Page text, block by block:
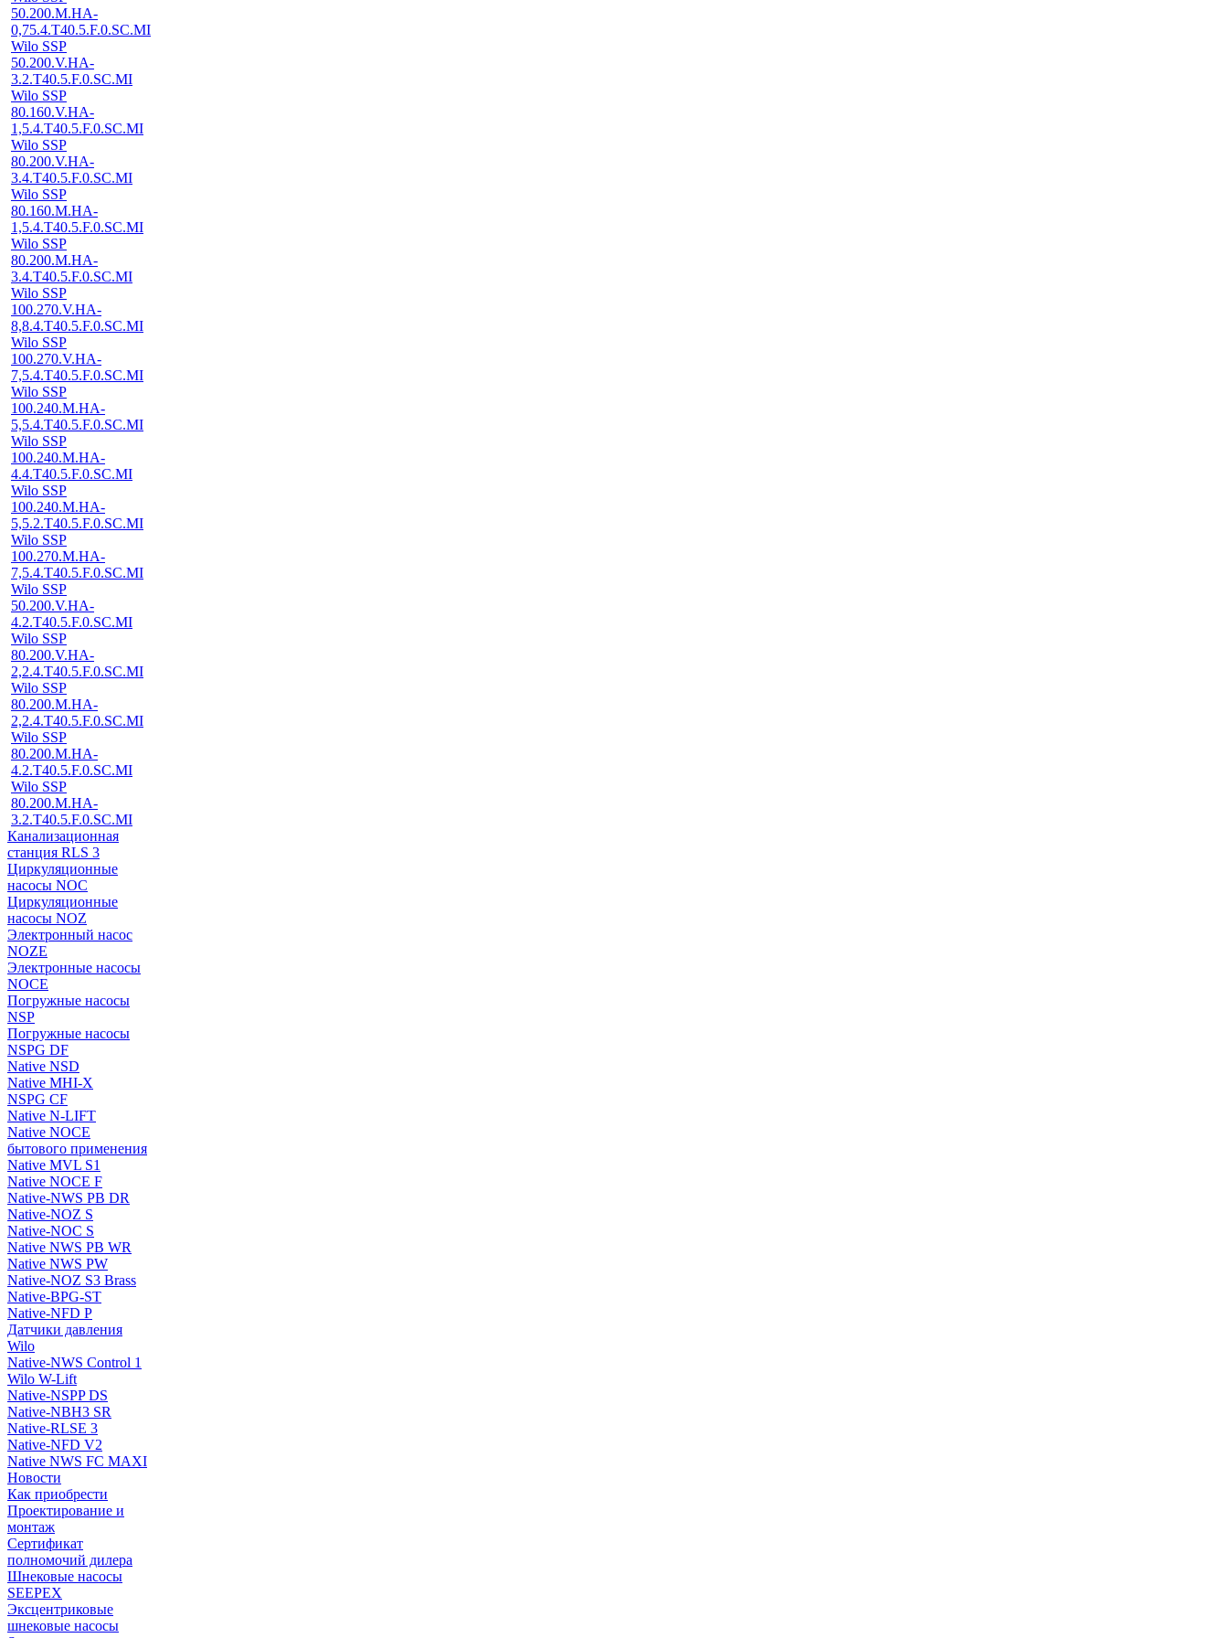
50.200.M.HA-
0,75.4.T40.5.F.0.SC.MI
Wilo SSP
50.200.V.HA-
3.2.T40.5.F.0.SC.MI
Wilo SSP
80.160.V.HA-
1,5.4.T40.5.F.0.SC.MI
Wilo SSP
80.200.V.HA-
3.4.T40.5.F.0.SC.MI
Wilo SSP
80.160.M.HA-
1,5.4.T40.5.F.0.SC.MI
Wilo SSP
80.200.M.HA-
3.4.T40.5.F.0.SC.MI
Wilo SSP
100.270.V.HA-
8,8.4.T40.5.F.0.SC.MI
Wilo SSP
100.270.V.HA-
7,5.4.T40.5.F.0.SC.MI
Wilo SSP
100.240.M.HA-
5,5.4.T40.5.F.0.SC.MI
Wilo SSP
100.240.M.HA-
4.4.T40.5.F.0.SC.MI
Wilo SSP
100.240.M.HA-
5,5.2.T40.5.F.0.SC.MI
Wilo SSP
100.270.M.HA-
7,5.4.T40.5.F.0.SC.MI
Wilo SSP
50.200.V.HA-
4.2.T40.5.F.0.SC.MI
Wilo SSP
80.200.V.HA-
2,2.4.T40.5.F.0.SC.MI
Wilo SSP
80.200.M.HA-
2,2.4.T40.5.F.0.SC.MI
Wilo SSP
80.200.M.HA-
4.2.T40.5.F.0.SC.MI
Wilo SSP
80.200.M.HA-
3.2.T40.5.F.0.SC.MI
Канализационная
станция RLS 3
Циркуляционные
насосы NOC
Циркуляционные
насосы NOZ
Электронный насос
NOZE
Электронные насосы
NOCE
Погружные насосы
NSP
Погружные насосы
NSPG DF
Native NSD
Native MHI-X
NSPG CF
Native N-LIFT
Native NOCE
бытового применения
Native MVL S1
Native NOCE F
Native-NWS PB DR
Native-NOZ S
Native-NOC S
Native NWS PB WR
Native NWS PW
Native-NOZ S3 Brass
Native-BPG-ST
Native-NFD P
Датчики давления
Wilo
Native-NWS Control 1
Wilo W-Lift
Native-NSPP DS
Native-NBH3 SR
Native-RLSE 3
Native-NFD V2
Native NWS FC MAXI
Новости
Как приобрести
Проектирование и
монтаж
Сертификат
полномочий дилера
Шнековые насосы
SEEPEX
Эксцентриковые
шнековые насосы